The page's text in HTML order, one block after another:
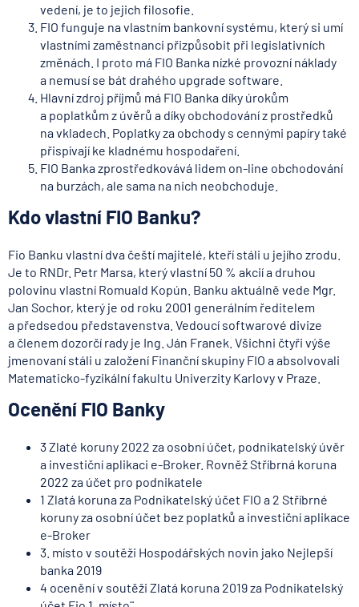
vedení, je to jejich filosofie.
FIO funguje na vlastním bankovní systému, který si umí
vlastními zaměstnanci přizpůsobit při legislativních
změnách. I proto má FIO Banka nízké provozní náklady
a nemusí se bát drahého upgrade software.
Hlavní zdroj příjmů má FIO Banka díky úrokům
a poplatkům z úvěrů a díky obchodování z prostředků
na vkladech. Poplatky za obchody s cennými papíry také
přispívají ke kladnému hospodaření.
FIO Banka zprostředkovává lidem on-line obchodování
na burzách, ale sama na nich neobchoduje.
Kdo vlastní FIO Banku?
Fio Banku vlastní dva čeští majitelé, kteří stáli u jejího zrodu.
Je to RNDr. Petr Marsa, který vlastní 50 % akcií a druhou
polovinu vlastní Romuald Kopún. Banku aktuálně vede Mgr.
Jan Sochor, který je od roku 2001 generálním ředitelem
a předsedou představenstva. Vedoucí softwarové divize
a členem dozorčí rady je Ing. Ján Franek. Všichni čtyři výše
jmenovaní stáli u založení Finanční skupiny FIO a absolvovali
Matematicko-fyzikální fakultu Univerzity Karlovy v Praze.
Ocenění FIO Banky
3 Zlaté koruny 2022 za osobní účet, podnikatelský úvěr
a investiční aplikaci e-Broker. Rovněž Stříbrná koruna
2022 za účet pro podnikatele
1 Zlatá koruna za Podnikatelský účet FIO a 2 Stříbrné
koruny za osobní účet bez poplatků a investiční aplikace
e-Broker
3. místo v soutěži Hospodářských novin jako Nejlepší
banka 2019
4 ocenění v soutěži Zlatá koruna 2019 za Podnikatelský